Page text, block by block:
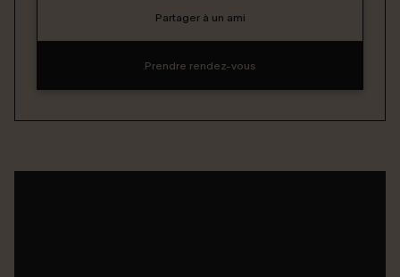
Partager à un ami
Prendre rendez-vous